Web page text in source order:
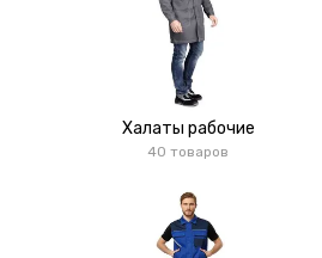
Халаты рабочие
40 товаров